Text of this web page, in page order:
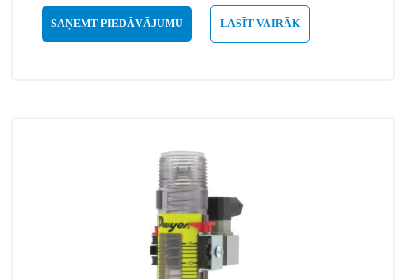
SAŅEMT PIEDĀVĀJUMU LASĪT VAIRĀK